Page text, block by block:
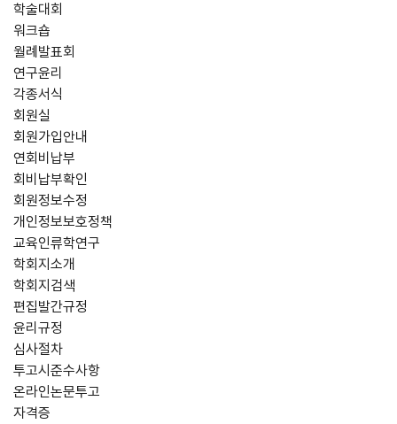
학술대회
워크숍
월례발표회
연구윤리
각종서식
회원실
회원가입안내
연회비납부
회비납부확인
회원정보수정
개인정보보호정책
교육인류학연구
학회지소개
학회지검색
편집발간규정
윤리규정
심사절차
투고시준수사항
온라인논문투고
자격증